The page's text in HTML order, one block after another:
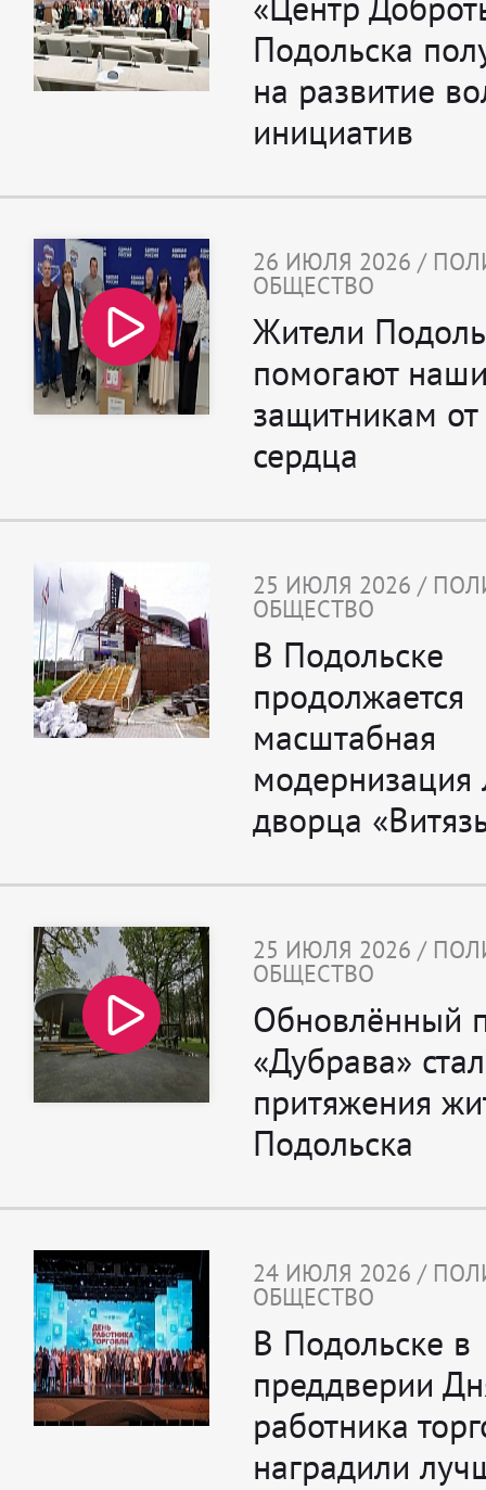
Подольска
на развитие
инициатив
26 ИЮЛЯ 2026 /
ОБЩЕСТВО
Жители
помогают
защитникам от
сердца
25 ИЮЛЯ 2026 /
ОБЩЕСТВО
В Подольске
продолжается
масштабная
модернизация
дворца
25 ИЮЛЯ 2026 /
ОБЩЕСТВО
Обновлённый
«Дубрава»
притяжения
Подольска
24 ИЮЛЯ 2026 /
ОБЩЕСТВО
В Подольске в
преддверии
работника
наградили